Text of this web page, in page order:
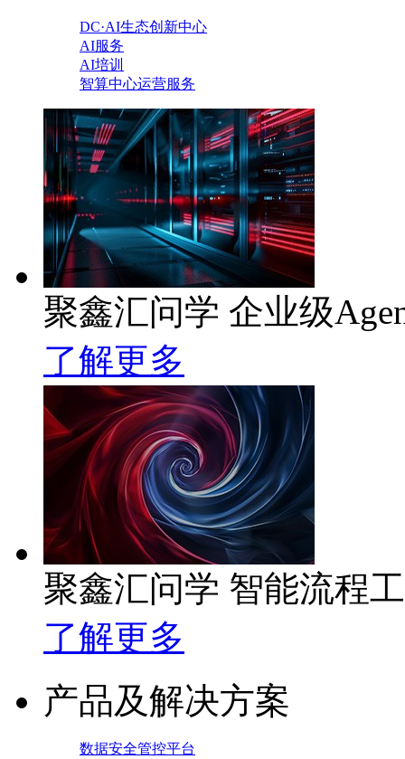
DC·AI生态创新中心
AI服务
AI培训
智算中心运营服务
聚鑫汇问学 企业级
了解更多
聚鑫汇问学 智能流程
了解更多
产品及解决方案
数据安全管控平台